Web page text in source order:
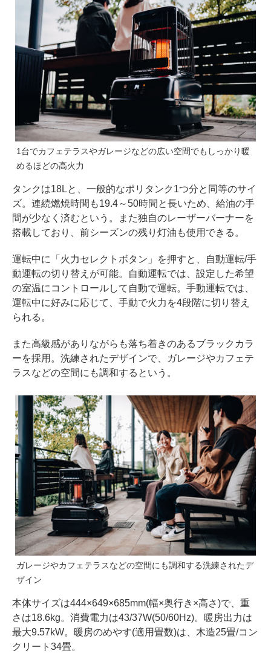
1台でカフェテラスやガレージなどの広い空間でもしっかり暖
めるほどの高火力
タンクは18Lと、一般的なポリタンク1つ分と同等のサイ
ズ。連続燃焼時間も19.4～50時間と長いため、給油の手
間が少なく済むという。また独自のレーザーバーナーを
搭載しており、前シーズンの残り灯油も使用できる。
運転中に「火力セレクトボタン」を押すと、自動運転/手
動運転の切り替えが可能。自動運転では、設定した希望
の室温にコントロールして自動で運転。手動運転では、
運転中に好みに応じて、手動で火力を4段階に切り替え
られる。
また高級感がありながらも落ち着きのあるブラックカラ
ーを採用。洗練されたデザインで、ガレージやカフェテ
ラスなどの空間にも調和するという。
ガレージやカフェテラスなどの空間にも調和する洗練されたデ
ザイン
本体サイズは444×649×685mm(幅×奥行き×高さ)で、重
さは18.6kg。消費電力は43/37W(50/60Hz)。暖房出力は
最大9.57kW。暖房のめやす(適用畳数)は、木造25畳/コン
クリート34畳。